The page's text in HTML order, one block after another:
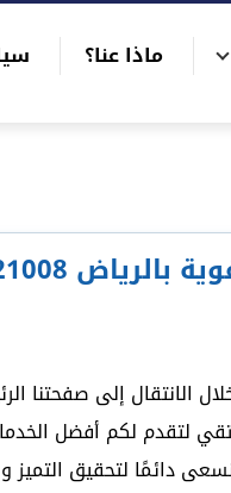
ماذا عنا؟
0575821008
الانتقال إلى صفحتنا
لتقدم لكم أفضل
دائمًا لتحقيق التميز